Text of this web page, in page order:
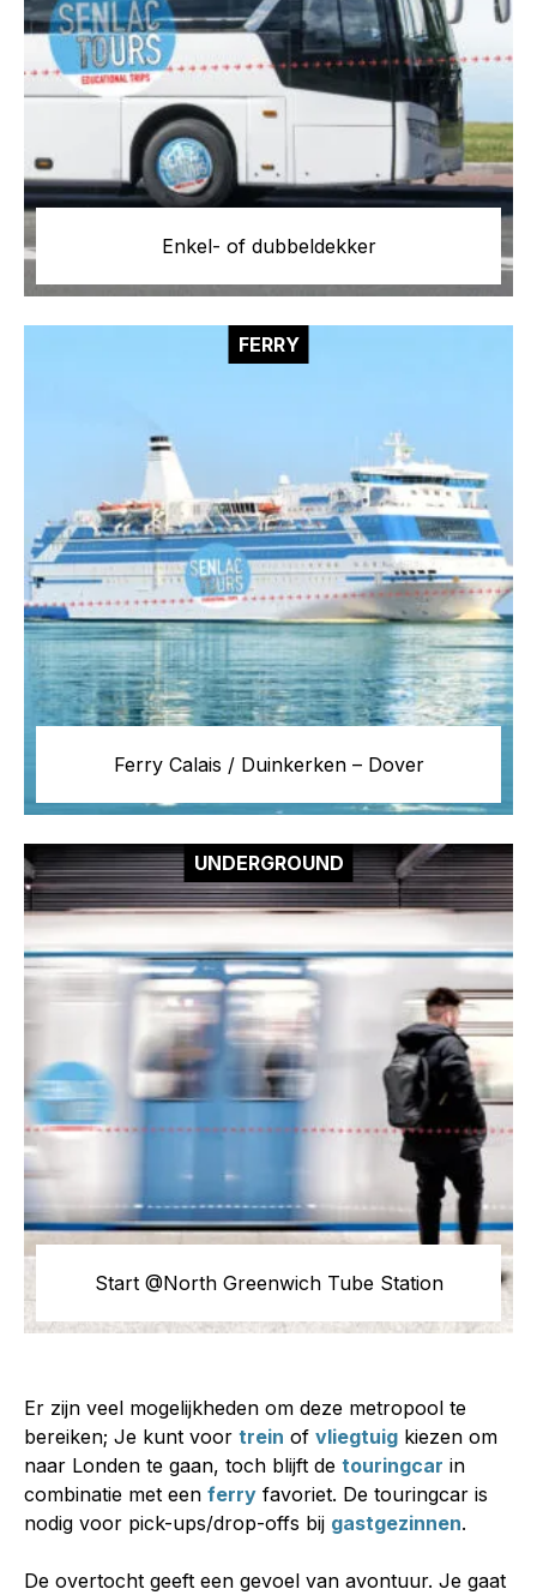
Enkel- of dubbeldekker
FERRY
Ferry Calais / Duinkerken – Dover
UNDERGROUND
Start @North Greenwich Tube Station
Er zijn veel mogelijkheden om deze metropool te
bereiken; Je kunt voor trein of vliegtuig kiezen om
naar Londen te gaan, toch blijft de touringcar in
combinatie met een ferry favoriet. De touringcar is
nodig voor pick-ups/drop-offs bij gastgezinnen.
De overtocht geeft een gevoel van avontuur. Je gaat